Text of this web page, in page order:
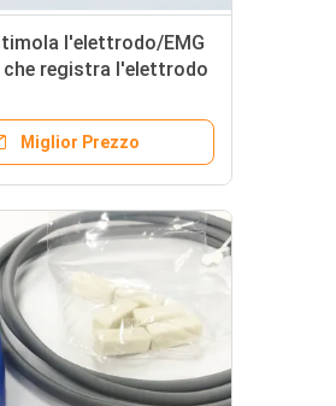
l'elettrodo/EMG
registra l'elettrodo
Miglior Prezzo